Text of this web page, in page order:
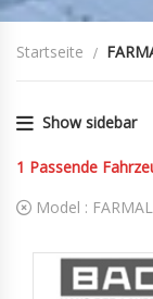
Startseite
Show sidebar
1 Passende
Model :